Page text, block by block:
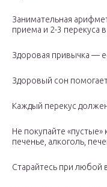
Занимательная
приема и 2-3 перекуса в
Здоровая привычка —
Здоровый сон
Каждый перекус
Не покупайте
печенье, алкоголь,
Старайтесь при